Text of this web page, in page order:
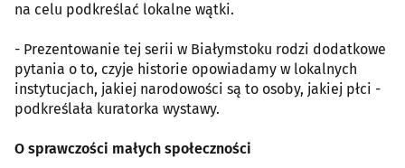
na celu podkreślać lokalne wątki.
- Prezentowanie tej serii w Białymstoku rodzi dodatkowe
pytania o to, czyje historie opowiadamy w lokalnych
instytucjach, jakiej narodowości są to osoby, jakiej płci -
podkreślała kuratorka wystawy.
O sprawczości małych społeczności